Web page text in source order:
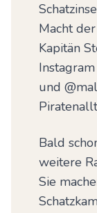
Macht
Kapitän
und
Bald
weitere
Sie